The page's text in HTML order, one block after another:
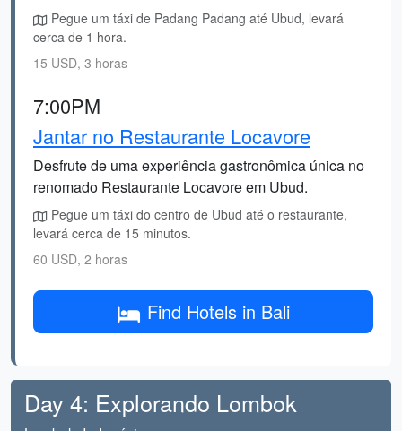
Pegue um táxi de Padang Padang até Ubud, levará
cerca de 1 hora.
15 USD, 3 horas
7:00PM
Jantar no Restaurante Locavore
Desfrute de uma experiência gastronômica única no
renomado Restaurante Locavore em Ubud.
Pegue um táxi do centro de Ubud até o restaurante,
levará cerca de 15 minutos.
60 USD, 2 horas
Find Hotels in Bali
Day 4: Explorando Lombok